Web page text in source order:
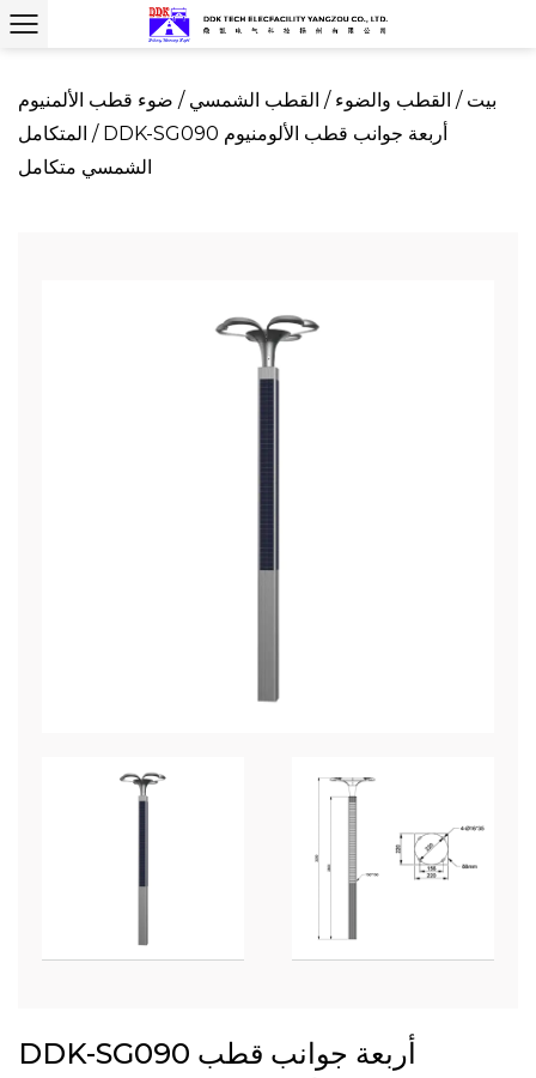
بيت / القطب والضوء / القطب الشمسي / ضوء قطب الألمنيوم
المتكامل / DDK-SG090 أربعة جوانب قطب الألومنيوم
الشمسي متكامل
DDK-SG090 أربعة جوانب قطب